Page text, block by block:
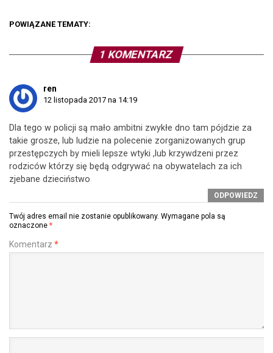
POWIĄZANE TEMATY:
1 KOMENTARZ
ren
12 listopada 2017 na 14:19
Dla tego w policji są mało ambitni zwykłe dno tam pójdzie za
takie grosze, lub ludzie na polecenie zorganizowanych grup
przestępczych by mieli lepsze wtyki ,lub krzywdzeni przez
rodziców którzy się będą odgrywać na obywatelach za ich
zjebane dzieciństwo
ODPOWIEDZ
Twój adres email nie zostanie opublikowany. Wymagane pola są
oznaczone *
Komentarz *